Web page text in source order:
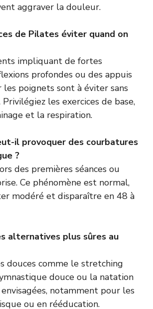
aggraver la douleur.
de Pilates éviter quand on
impliquant de fortes
profondes ou des appuis
les poignets sont à éviter sans
les exercices de base,
et la respiration.
il provoquer des courbatures
?
des premières séances ou
Ce phénomène est normal,
modéré et disparaître en 48 à
alternatives plus sûres au
douces comme le stretching
douce ou la natation
notamment pour les
ou en rééducation.